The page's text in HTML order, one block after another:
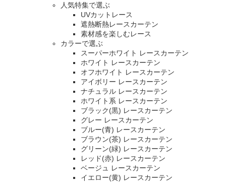
人気特集で選ぶ
UVカットレース
遮熱断熱レースカーテン
素材感を楽しむレース
カラーで選ぶ
スーパーホワイト レースカーテン
ホワイト レースカーテン
オフホワイト レースカーテン
アイボリー レースカーテン
ナチュラル レースカーテン
ホワイト系 レースカーテン
ブラック(黒) レースカーテン
グレー レースカーテン
ブルー(青) レースカーテン
ブラウン(茶) レースカーテン
グリーン(緑) レースカーテン
レッド(赤) レースカーテン
ベージュ レースカーテン
イエロー(黄) レースカーテン